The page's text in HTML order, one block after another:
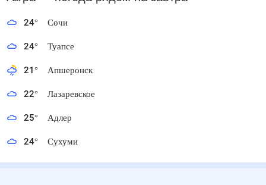
24° Сочи
24° Туапсе
21° Апшеронск
22° Лазаревское
25° Адлер
24° Сухуми